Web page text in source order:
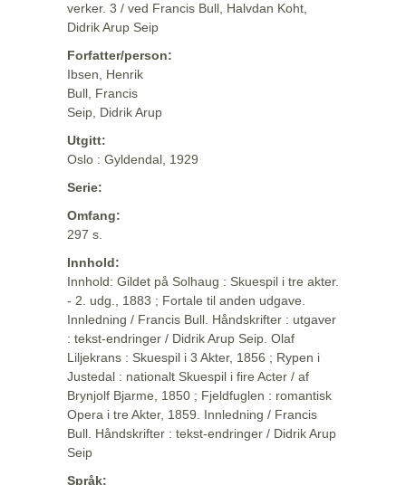
verker. 3 / ved Francis Bull, Halvdan Koht,
Didrik Arup Seip
Forfatter/person:
Ibsen, Henrik
Bull, Francis
Seip, Didrik Arup
Utgitt:
Oslo : Gyldendal, 1929
Serie:
Omfang:
297 s.
Innhold:
Innhold: Gildet på Solhaug : Skuespil i tre akter.
- 2. udg., 1883 ; Fortale til anden udgave.
Innledning / Francis Bull. Håndskrifter : utgaver
: tekst-endringer / Didrik Arup Seip. Olaf
Liljekrans : Skuespil i 3 Akter, 1856 ; Rypen i
Justedal : nationalt Skuespil i fire Acter / af
Brynjolf Bjarme, 1850 ; Fjeldfuglen : romantisk
Opera i tre Akter, 1859. Innledning / Francis
Bull. Håndskrifter : tekst-endringer / Didrik Arup
Seip
Språk: